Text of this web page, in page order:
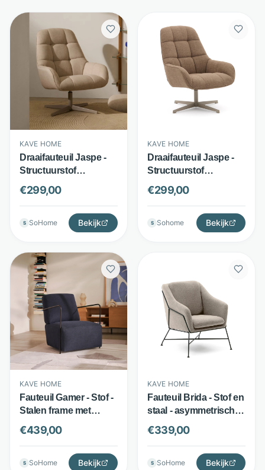
KAVE HOME
Draaifauteuil Jaspe -
Structuurstof
gerecycled polyester -
Gevoerde
armleuningen - Beige -
Kave Home
€299,00
S SoHome Bekijk
KAVE HOME
Draaifauteuil Jaspe -
Structuurstof
gerecycled polyester -
Met armleuningen -
Lichtbruin - Kave
Home
€299,00
S Sohome Bekijk
KAVE HOME
Fauteuil Gamer - Stof -
Stalen frame met
zichtbare structuur -
Donkerblauw - Kave
Home
€439,00
S SoHome Bekijk
KAVE HOME
Fauteuil Brida - Stof en
staal - asymmetrisch
design met
armleuningen - Beige -
Kave Home
€339,00
S SoHome Bekijk